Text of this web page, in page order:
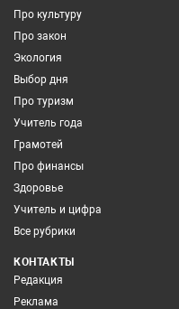
Про культуру
Про закон
Экология
Выбор дня
Про туризм
Учитель года
Грамотей
Про финансы
Здоровье
Учитель и цифра
Все рубрики
КОНТАКТЫ
Редакция
Реклама